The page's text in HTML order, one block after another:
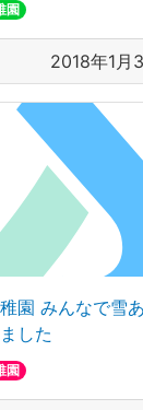
園
2018年1月
園 みんなで雪
した
園